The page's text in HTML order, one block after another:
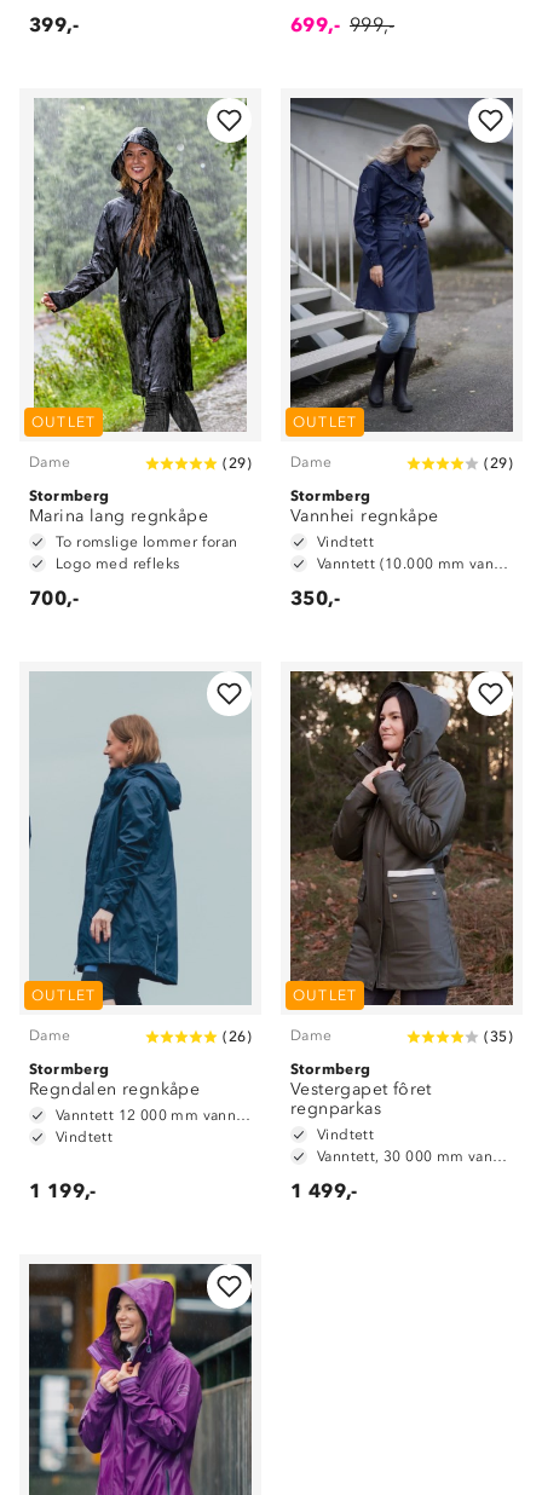
399,- 699,- 999,-
OUTLET
Dame (29)
Stormberg
Marina lang regnkåpe
To romslige lommer foran
Logo med refleks
700,-
OUTLET
Dame (29)
Stormberg
Vannhei regnkåpe
Vindtett
Vanntett (10.000 mm vannsøyle)
350,-
OUTLET
Dame (26)
Stormberg
Regndalen regnkåpe
Vanntett 12 000 mm vannsøyle
Vindtett
1 199,-
OUTLET
Dame (35)
Stormberg
Vestergapet fôret
regnparkas
Vindtett
Vanntett, 30 000 mm vannsøyle
1 499,-